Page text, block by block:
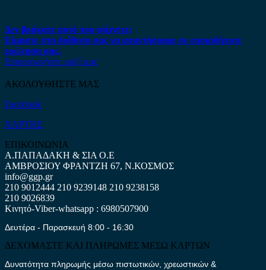
Δεν βρήκατε αυτό που ψάχνετε;
Είμαστε στη διάθεση σας να απαντήσουμε σε οποιαδήποτε
ερώτηση σας.
Επικοινωνήστε μαζί μας
ΑΚΟΛΟΥΘΗΣΤΕ ΜΑΣ
Facebook
ΧΑΡΤΗΣ
ΕΠΙΚΟΙΝΩΝΙΑ
Α.ΠΑΠΑΔΑΚΗ & ΣΙΑ Ο.Ε
ΑΜΒΡΟΣΙΟΥ ΦΡΑΝΤΖΗ 67, Ν.ΚΟΣΜΟΣ
info@ggp.gr
210 9012444 210 9239148 210 9238158
210 9026839
Κινητό-Viber-whatsapp : 6980507900
Δευτέρα - Παρασκευή 8:00 - 16:30
ΔΕΧΟΜΑΣΤΕ ΚΑΙ ΠΛΗΡΩΜΕΣ ΜΕΣΩ ΚΑΡΤΩΝ
Δυνατότητα πληρωμής μέσω πιστωτικών, χρεωστικών &